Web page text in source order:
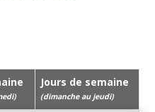
Jours de semaine
(dimanche au jeudi)